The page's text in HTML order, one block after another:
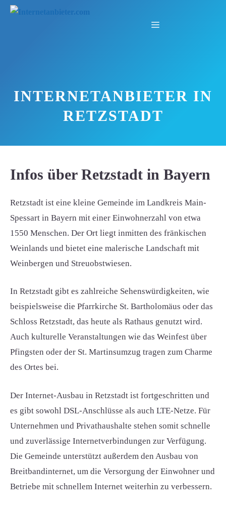
Zum
Menü
INTERNETANBIETER IN
RETZSTADT
Infos über Retzstadt in Bayern
Retzstadt ist eine kleine Gemeinde im Landkreis Main-
Spessart in Bayern mit einer Einwohnerzahl von etwa
1550 Menschen. Der Ort liegt inmitten des fränkischen
Weinlands und bietet eine malerische Landschaft mit
Weinbergen und Streuobstwiesen.
In Retzstadt gibt es zahlreiche Sehenswürdigkeiten, wie
beispielsweise die Pfarrkirche St. Bartholomäus oder das
Schloss Retzstadt, das heute als Rathaus genutzt wird.
Auch kulturelle Veranstaltungen wie das Weinfest über
Pfingsten oder der St. Martinsumzug tragen zum Charme
des Ortes bei.
Der Internet-Ausbau in Retzstadt ist fortgeschritten und
es gibt sowohl DSL-Anschlüsse als auch LTE-Netze. Für
Unternehmen und Privathaushalte stehen somit schnelle
und zuverlässige Internetverbindungen zur Verfügung.
Die Gemeinde unterstützt außerdem den Ausbau von
Breitbandinternet, um die Versorgung der Einwohner und
Betriebe mit schnellem Internet weiterhin zu verbessern.